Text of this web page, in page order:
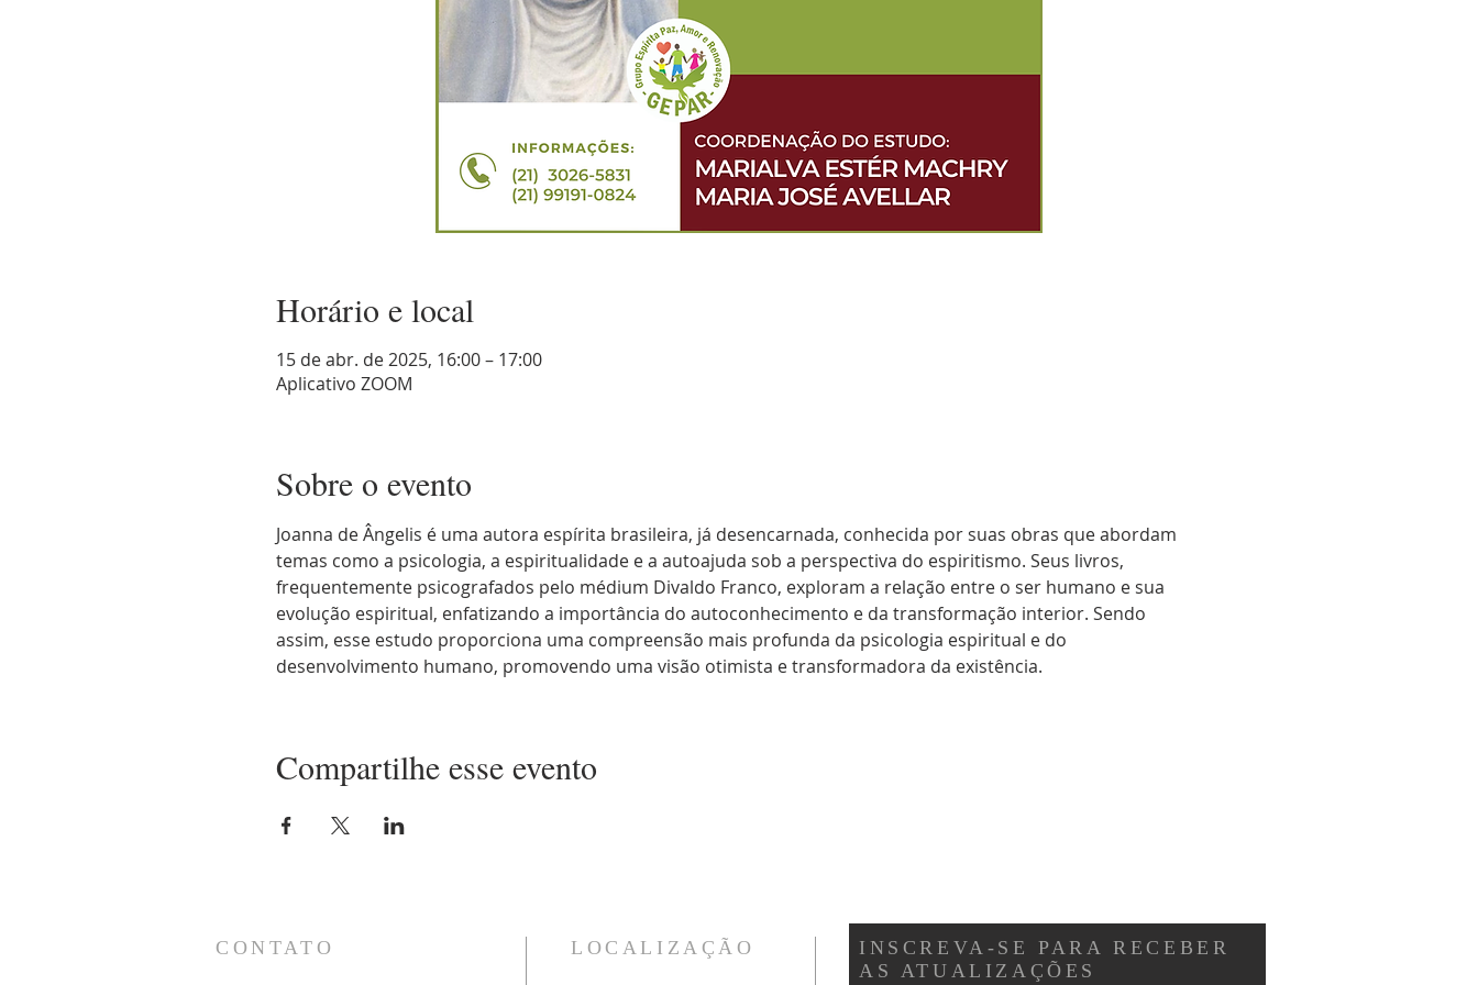
Horário e local
15 de abr. de 2025, 16:00 – 17:00
Aplicativo ZOOM
Sobre o evento
Joanna de Ângelis é uma autora espírita brasileira, já desencarnada, conhecida por suas obras que abordam
temas como a psicologia, a espiritualidade e a autoajuda sob a perspectiva do espiritismo. Seus livros,
frequentemente psicografados pelo médium Divaldo Franco, exploram a relação entre o ser humano e sua
evolução espiritual, enfatizando a importância do autoconhecimento e da transformação interior. Sendo
assim, esse estudo proporciona uma compreensão mais profunda da psicologia espiritual e do
desenvolvimento humano, promovendo uma visão otimista e transformadora da existência.
Compartilhe esse evento
CONTATO LOCALIZAÇÃO
INSCREVA-SE PARA RECEBER
AS ATUALIZAÇÕES